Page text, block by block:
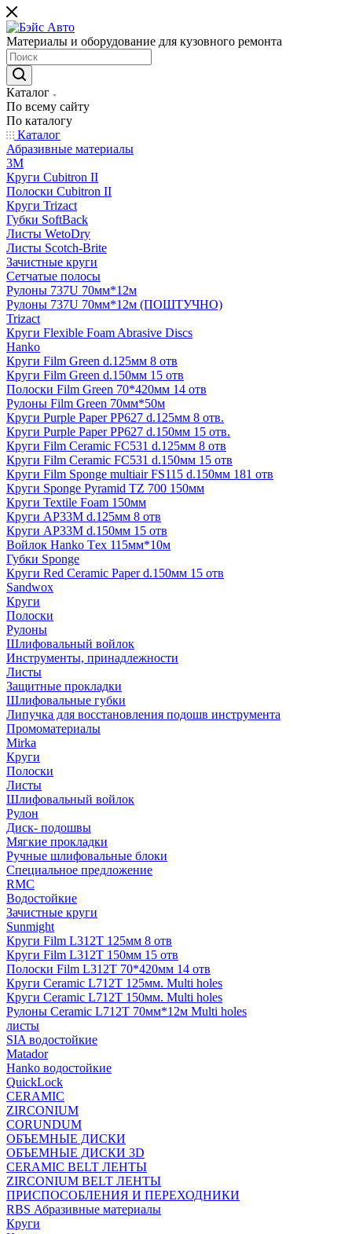
Материалы и оборудование для кузовного ремонта
Каталог
По всему сайту
По каталогу
Каталог
Абразивные материалы
3M
Круги Cubitron II
Полоски Cubitron II
Круги Trizact
Губки SoftBack
Листы WetoDry
Листы Scotch-Brite
Зачистные круги
Сетчатые полосы
Рулоны 737U 70мм*12м
Рулоны 737U 70мм*12м (ПОШТУЧНО)
Trizact
Круги Flexible Foam Abrasive Discs
Hanko
Круги Film Green d.125мм 8 отв
Круги Film Green d.150мм 15 отв
Полоски Film Green 70*420мм 14 отв
Рулоны Film Green 70мм*50м
Круги Purple Paper PP627 d.125мм 8 отв.
Круги Purple Paper PP627 d.150мм 15 отв.
Круги Film Ceramic FC531 d.125мм 8 отв
Круги Film Ceramic FC531 d.150мм 15 отв
Круги Film Sponge multiair FS115 d.150мм 181 отв
Круги Sponge Pyramid TZ 700 150мм
Круги Textile Foam 150мм
Круги AP33M d.125мм 8 отв
Круги AP33M d.150мм 15 отв
Войлок Hanko Tех 115мм*10м
Губки Sponge
Круги Red Ceramic Paper d.150мм 15 отв
Sandwox
Круги
Полоски
Рулоны
Шлифовальный войлок
Инструменты, принадлежности
Листы
Защитные прокладки
Шлифовальные губки
Липучка для восстановления подошв инструмента
Промоматериалы
Mirka
Круги
Полоски
Листы
Шлифовальный войлок
Рулон
Диск- подошвы
Мягкие прокладки
Ручные шлифовальные блоки
Специальное предложение
RMC
Водостойкие
Зачистные круги
Sunmight
Круги Film L312T 125мм 8 отв
Круги Film L312T 150мм 15 отв
Полоски Film L312T 70*420мм 14 отв
Круги Ceramic L712T 125мм. Multi holes
Круги Ceramic L712T 150мм. Multi holes
Рулоны Ceramic L712T 70мм*12м Multi holes
листы
SIA водостойкие
Matador
Hanko водостойкие
QuickLock
CERAMIC
ZIRCONIUM
СORUNDUM
ОБЪЕМНЫЕ ДИСКИ
ОБЪЕМНЫЕ ДИСКИ 3D
CERAMIC BELT ЛЕНТЫ
ZIRCONIUM BELT ЛЕНТЫ
ПРИСПОСОБЛЕНИЯ И ПЕРЕХОДНИКИ
RBS Абразивные материалы
Круги